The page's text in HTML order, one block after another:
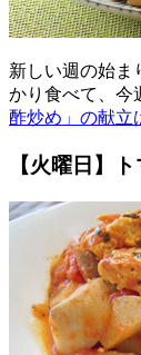
新しい週の始ま
かり食べて、今
酢炒め」の献立
【火曜日】